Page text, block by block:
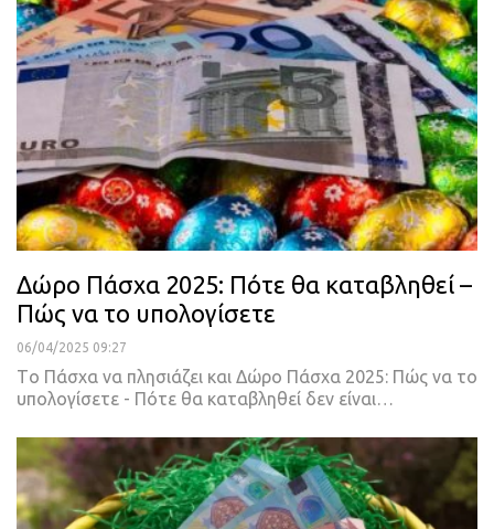
Δώρο Πάσχα 2025: Πότε θα καταβληθεί –
Πώς να το υπολογίσετε
06/04/2025 09:27
Tο Πάσχα να πλησιάζει και Δώρο Πάσχα 2025: Πώς να το
υπολογίσετε - Πότε θα καταβληθεί δεν είναι…